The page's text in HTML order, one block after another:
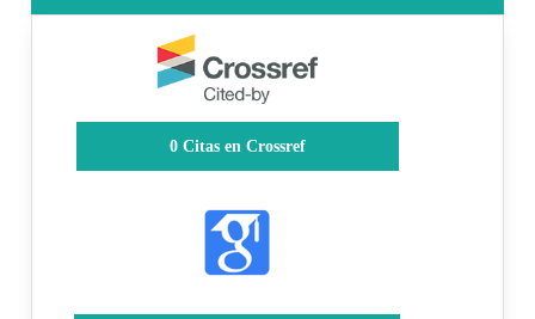
0Citas en Crossref